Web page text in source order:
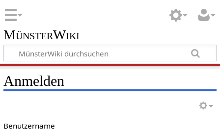
MünsterWiki
Anmelden
Benutzername